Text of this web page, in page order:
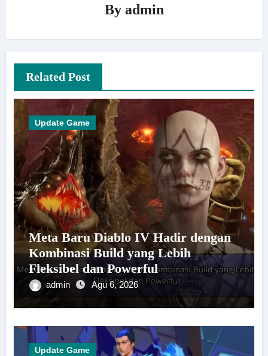
By admin
Related Post
Update Game
Meta Baru Diablo IV Hadir dengan
Kombinasi Build yang Lebih
Fleksibel dan Powerful
admin Agu 6, 2026
Update Game